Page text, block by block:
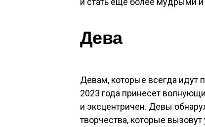
Дева
Девам, которые всегда идут
2023 года принесет
и эксцентричен. Девы
творчества, которые